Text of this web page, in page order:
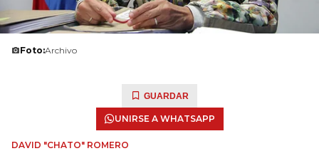
Foto:Archivo
GUARDAR
UNIRSE A WHATSAPP
DAVID "CHATO" ROMERO